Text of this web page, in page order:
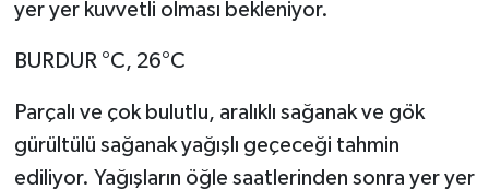
yer yer kuvvetli olması bekleniyor.
BURDUR °C, 26°C
Parçalı ve çok bulutlu, aralıklı sağanak ve gök
gürültülü sağanak yağışlı geçeceği tahmin
ediliyor. Yağışların öğle saatlerinden sonra yer yer